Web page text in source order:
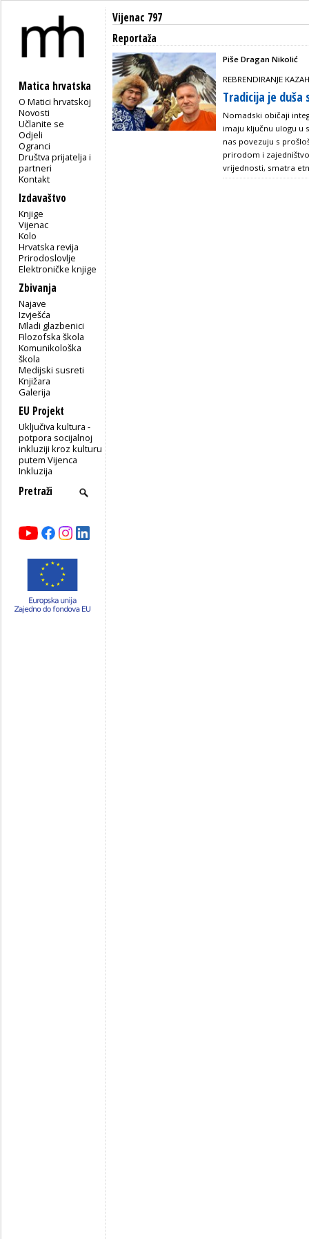
Matica hrvatska
O Matici hrvatskoj
Novosti
Učlanite se
Odjeli
Ogranci
Društva prijatelja i
partneri
Kontakt
Izdavaštvo
Knjige
Vijenac
Kolo
Hrvatska revija
Prirodoslovlje
Elektroničke knjige
Zbivanja
Najave
Izvješća
Mladi glazbenici
Filozofska škola
Komunikološka
škola
Medijski susreti
Knjižara
Galerija
EU Projekt
Uključiva kultura -
potpora socijalnoj
inkluziji kroz kulturu
putem Vijenca
Inkluzija
Vijenac 797
Reportaža
Piše Dragan Nikolić
REBRENDIRANJE
Tradicija je duša
Nomadski običaji
imaju ključnu ulogu u
nas povezuju s
prirodom i
vrijednosti, smatra